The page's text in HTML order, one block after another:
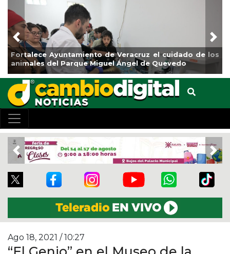
Fortalece Ayuntamiento de Veracruz el cuidado de los
animales del Parque Miguel Ángel de Quevedo
Previous
Previous
Ago 18, 2021 / 10:27